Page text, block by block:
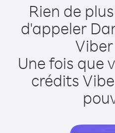
Rien de
d'appeler
Une fois que
crédits